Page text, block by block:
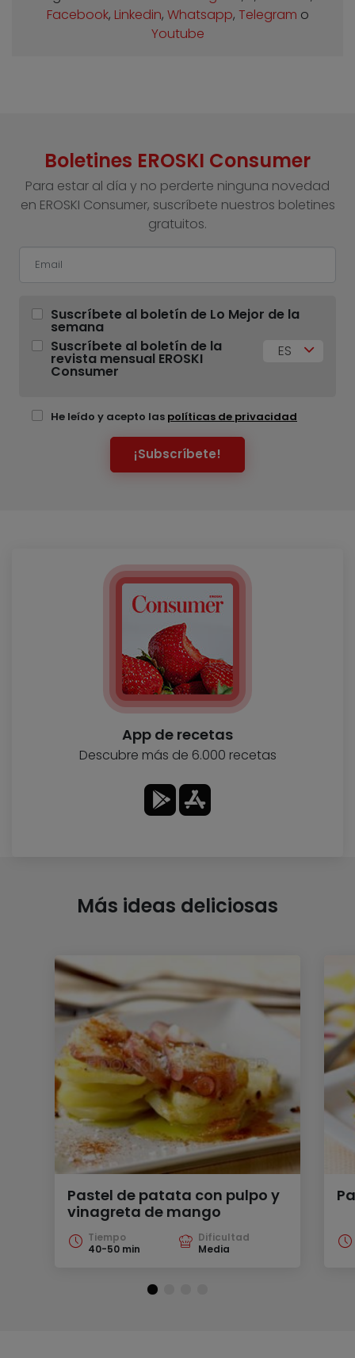
Facebook, Linkedin, Whatsapp, Telegram o
Youtube
Boletines EROSKI Consumer
Para estar al día y no perderte ninguna novedad
en EROSKI Consumer, suscríbete nuestros boletines
gratuitos.
Suscríbete al boletín de Lo Mejor de la
semana
Suscríbete al boletín de la
revista mensual EROSKI
Consumer
ES
He leído y acepto las políticas de privacidad
¡Subscríbete!
App de recetas
Descubre más de 6.000 recetas
Más ideas deliciosas
Pastel de patata con pulpo y
vinagreta de mango
Tiempo
40-50 min
Dificultad
Media